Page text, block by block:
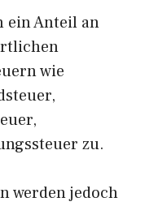
ein Anteil an
wie
zu.
werden jedoch